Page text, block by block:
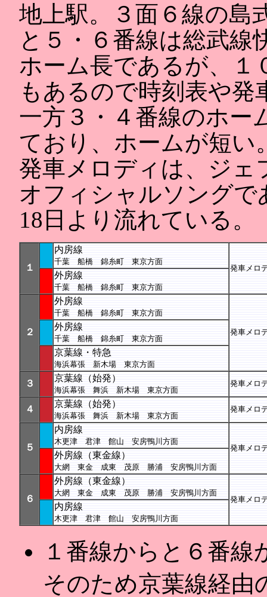
地上駅。３面６線の島
と５・６番線は総武線
ホーム長であるが、１
もあるので時刻表や
一方３・４番線のホー
ており、ホームが短い
発車メロディは、ジェ
オフィシャルソングで
18日より流れている。
１
内房線
千葉 船橋 錦糸町 東京方面
発車メロ
外房線
千葉 船橋 錦糸町 東京方面
２
外房線
千葉 船橋 錦糸町 東京方面
発車メロ
外房線
千葉 船橋 錦糸町 東京方面
京葉線・特急
海浜幕張 新木場 東京方面
３
京葉線（始発）
海浜幕張 舞浜 新木場 東京方面
発車メロ
４
京葉線（始発）
海浜幕張 舞浜 新木場 東京方面
発車メロ
５
内房線
木更津 君津 館山 安房鴨川方面
発車メロ
外房線（東金線）
大網 東金 成東 茂原 勝浦 安房鴨川方面
６
外房線（東金線）
大網 東金 成東 茂原 勝浦 安房鴨川方面
発車メロ
内房線
木更津 君津 館山 安房鴨川方面
１番線からと６番
そのため京葉線経由